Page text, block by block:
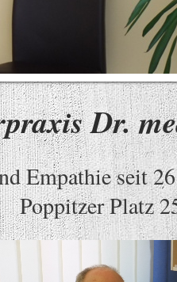
Dr.
Empathie seit
Poppitzer Platz